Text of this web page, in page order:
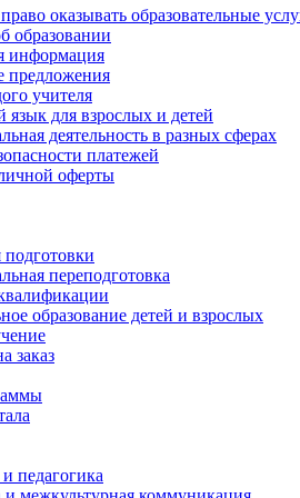
оказывать образовательные
образовании
информация
предложения
учителя
для взрослых и детей
деятельность в разных сферах
платежей
оферты
переподготовка
образование детей и взрослых
заказ
педагогика